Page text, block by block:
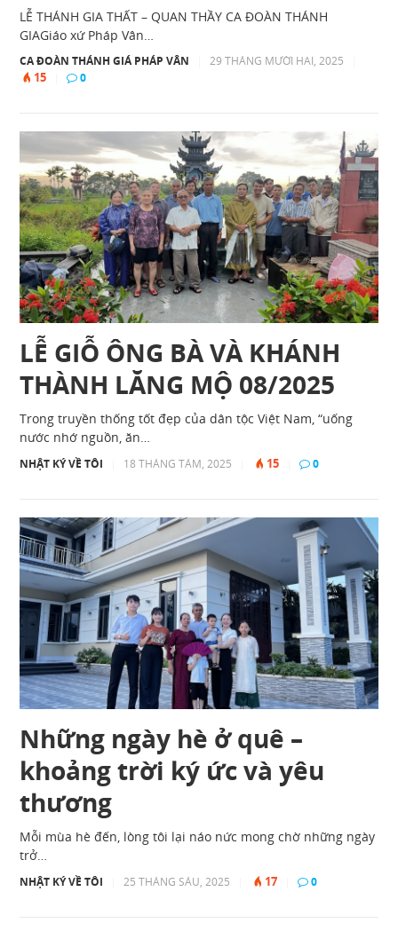
LỄ THÁNH GIA THẤT – QUAN THẦY CA ĐOÀN THÁNH
GIAGiáo xứ Pháp Vân…
CA ĐOÀN THÁNH GIÁ PHÁP VÂN 29 THÁNG MƯỜI HAI, 2025
15 0
LỄ GIỖ ÔNG BÀ VÀ KHÁNH
THÀNH LĂNG MỘ 08/2025
Trong truyền thống tốt đẹp của dân tộc Việt Nam, “uống
nước nhớ nguồn, ăn…
NHẬT KÝ VỀ TÔI 18 THÁNG TÁM, 2025 15 0
Những ngày hè ở quê –
khoảng trời ký ức và yêu
thương
Mỗi mùa hè đến, lòng tôi lại náo nức mong chờ những ngày
trở…
NHẬT KÝ VỀ TÔI 25 THÁNG SÁU, 2025 17 0